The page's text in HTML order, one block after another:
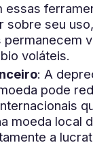
essas
sobre seu
voláteis.
: A
pode
moeda local
a